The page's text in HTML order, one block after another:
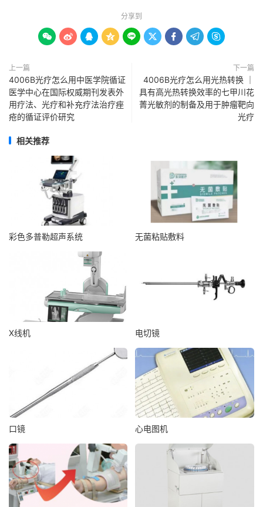
分享到
        
上一篇
4006B光疗怎么用中医学院循证
医学中心在国际权威期刊发表外
用疗法、光疗和补充疗法治疗痤
疮的循证评价研究
下一篇
4006B光疗怎么用光热转换 ｜
具有高光热转换效率的七甲川花
菁光敏剂的制备及用于肿瘤靶向
光疗
相关推荐
彩色多普勒超声系统 无菌粘贴敷料
X线机 电切镜
口镜 心电图机